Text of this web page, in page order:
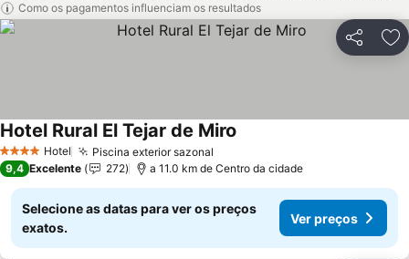
Como os pagamentos influenciam os resultados
Partilhar
4 EstrelasHotel Piscina exterior sazonal
Hotel Rural El Tejar de Miro
9,4 Excelente 272 a 11.0 km de Centro da cidade
Selecione as datas para ver os preços
exatos.
Ver preços